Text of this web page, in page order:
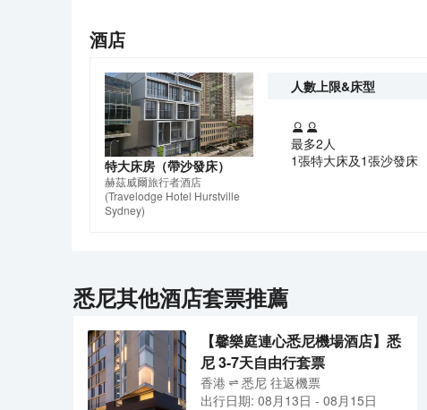
酒店
特大床房（帶沙發床）
赫茲威爾旅行者酒店
(Travelodge Hotel Hurstville
Sydney)
人數上限&床型
最多2人
1張特大床及1張沙發床
悉尼其他酒店套票推薦
【馨樂庭連心悉尼機場酒店】悉
尼 3-7天自由行套票
香港 悉尼 往返機票
出行日期: 08月13日 - 08月15日